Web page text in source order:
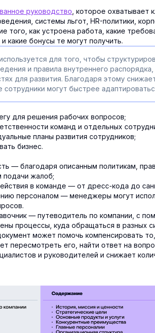
руководство , которое охватывает
системы льгот, HR-политики,
того, как устроена работа, какие
какие бонусы те могут получить.
для того, чтобы
и правила внутреннего
для развития. Благодаря этому
могут быстрее
для решения рабочих вопросов;
команд и отдельных
планы развития сотрудников;
бизнес.
— благодаря описанным политикам,
подачи жалоб;
в команде — от дресс-кода до
персоналом — менеджеры могут
— путеводитель по компании, с
процессы, куда обращаться в разных
может помочь компенсировать
пересмотреть его, найти ответ на
и руководителей и снижает